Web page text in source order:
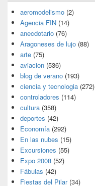
aeromodelismo (2)
Agencia FIN (14)
anecdotario (76)
Aragoneses de lujo (88)
arte (75)
aviacion (536)
blog de verano (193)
ciencia y tecnologia (272)
controladores (114)
cultura (358)
deportes (42)
Economía (292)
En las nubes (15)
Excursiones (55)
Expo 2008 (52)
Fábulas (42)
Fiestas del Pilar(34)